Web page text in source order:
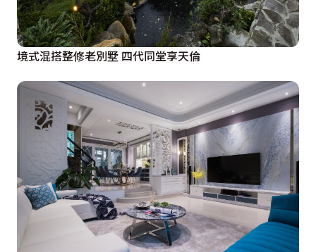
境式混搭整修老別墅 四代同堂享天倫